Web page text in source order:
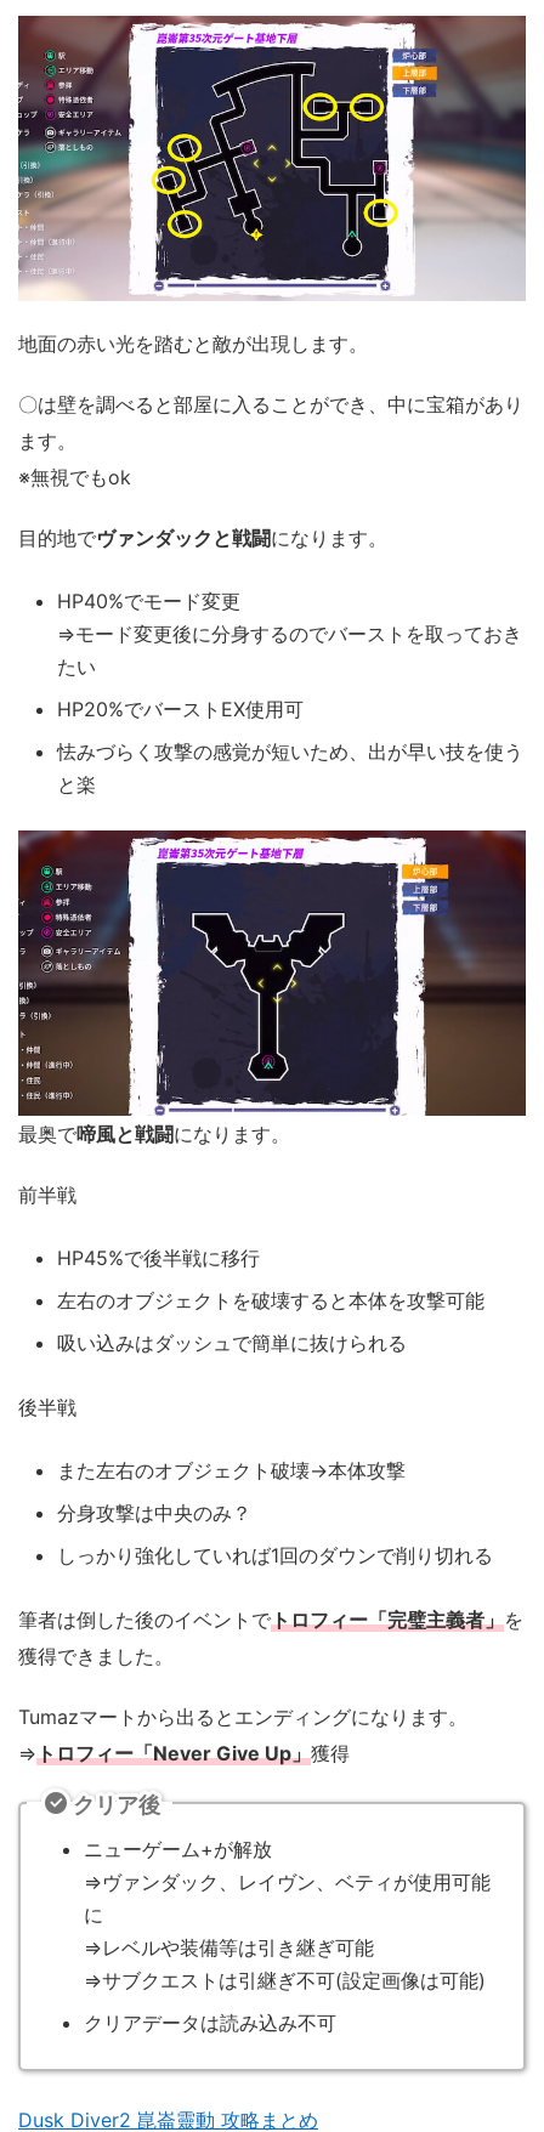
地面の赤い光を踏むと敵が出現します。
〇は壁を調べると部屋に入ることができ、中に宝箱があり
ます。
※無視でもok
目的地でヴァンダックと戦闘になります。
HP40%でモード変更
⇒モード変更後に分身するのでバーストを取っておき
たい
HP20%でバーストEX使用可
怯みづらく攻撃の感覚が短いため、出が早い技を使う
と楽
最奥で啼風と戦闘になります。
前半戦
HP45%で後半戦に移行
左右のオブジェクトを破壊すると本体を攻撃可能
吸い込みはダッシュで簡単に抜けられる
後半戦
また左右のオブジェクト破壊→本体攻撃
分身攻撃は中央のみ？
しっかり強化していれば1回のダウンで削り切れる
筆者は倒した後のイベントでトロフィー「完璧主義者」を
獲得できました。
Tumazマートから出るとエンディングになります。
⇒トロフィー「Never Give Up」獲得
クリア後
ニューゲーム+が解放
⇒ヴァンダック、レイヴン、ベティが使用可能
に
⇒レベルや装備等は引き継ぎ可能
⇒サブクエストは引継ぎ不可(設定画像は可能)
クリアデータは読み込み不可
Dusk Diver2 崑崙靈動 攻略まとめ